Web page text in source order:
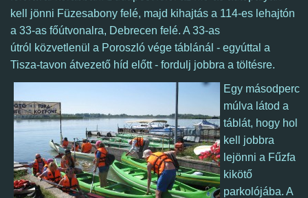
kell jönni Füzesabony felé, majd kihajtás a 114-es lehajtón
a 33-as főútvonalra, Debrecen felé. A 33-as
útról közvetlenül a Poroszló vége táblánál - egyúttal a
Tisza-tavon átvezető híd előtt - fordulj jobbra a töltésre.
Egy másodperc
múlva látod a
táblát, hogy hol
kell jobbra
lejönni a Fűzfa
kikötő
parkolójába. A